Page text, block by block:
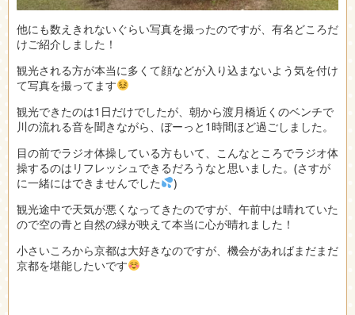
他にも数えきれないぐらい写真を撮ったのですが、有名どころだ
けご紹介しました！
観光される方が本当に多くて顔などが入り込まないよう気を付け
て写真を撮ってます
観光できたのは1日だけでしたが、朝から渡月橋近くのベンチで
川の流れる音を聞きながら、ぼーっと1時間ほど過ごしました。
目の前でラジオ体操している方もいて、こんなところでラジオ体
操するのはリフレッシュできるだろうなと思いました。(さすが
に一緒にはできませんでした
)
観光途中で天気が悪くなってきたのですが、午前中は晴れていた
ので空の青と自然の緑が映えて本当に心が晴れました！
小さいころから京都は大好きなのですが、機会があればまだまだ
京都を堪能したいです